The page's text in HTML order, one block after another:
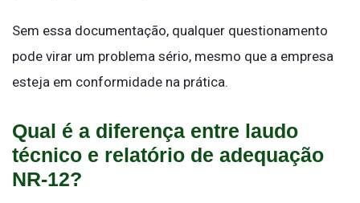
Sem essa documentação, qualquer questionamento
pode virar um problema sério, mesmo que a empresa
esteja em conformidade na prática.
Qual é a diferença entre laudo
técnico e relatório de adequação
NR-12?